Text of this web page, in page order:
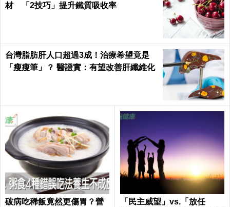
材 「2技巧」提升鐵質吸收率
台灣脂肪肝人口超過3成！治療希望竟是
「瘦瘦筆」？ 醫證實：有望改善肝纖維化
破病吃稀飯竟然更傷胃？營
「民主威望」vs.「放任